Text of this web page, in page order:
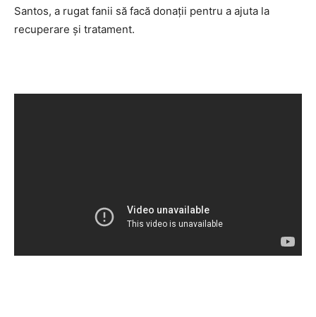
Santos, a rugat fanii să facă donaţii pentru a ajuta la
recuperare şi tratament.